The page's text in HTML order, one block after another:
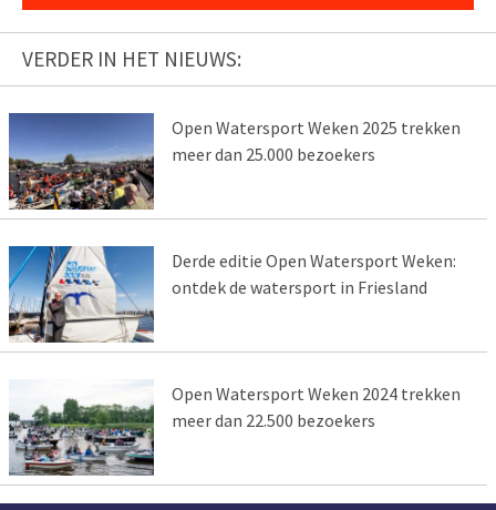
VERDER IN HET NIEUWS:
Open Watersport Weken 2025 trekken
meer dan 25.000 bezoekers
Derde editie Open Watersport Weken:
ontdek de watersport in Friesland
Open Watersport Weken 2024 trekken
meer dan 22.500 bezoekers